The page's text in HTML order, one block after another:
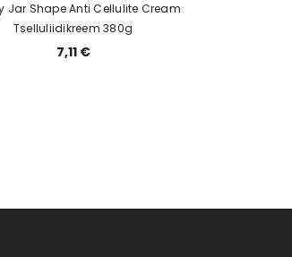
Jar Shape Anti Cellulite Cream
Tselluliidikreem 380g
7,11 €